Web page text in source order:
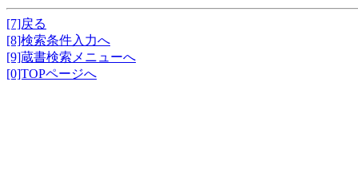
[7]戻る
[8]検索条件入力へ
[9]蔵書検索メニューへ
[0]TOPページへ